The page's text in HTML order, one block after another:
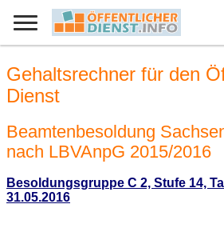
Gehaltsrechner für den
Dienst
Beamtenbesoldung
nach LBVAnpG 2015/2016
Besoldungsgruppe C 2, Stufe 14,
31.05.2016